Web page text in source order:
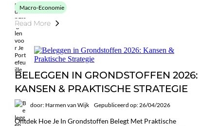
Macro-Economie
Read More
BELEGGEN IN GRONDSTOFFEN 2026:
KANSEN & PRAKTISCHE STRATEGIE
door: Harmen van Wijk Gepubliceerd op: 26/04/2026
Ontdek Hoe Je In Grondstoffen Belegt Met Praktische